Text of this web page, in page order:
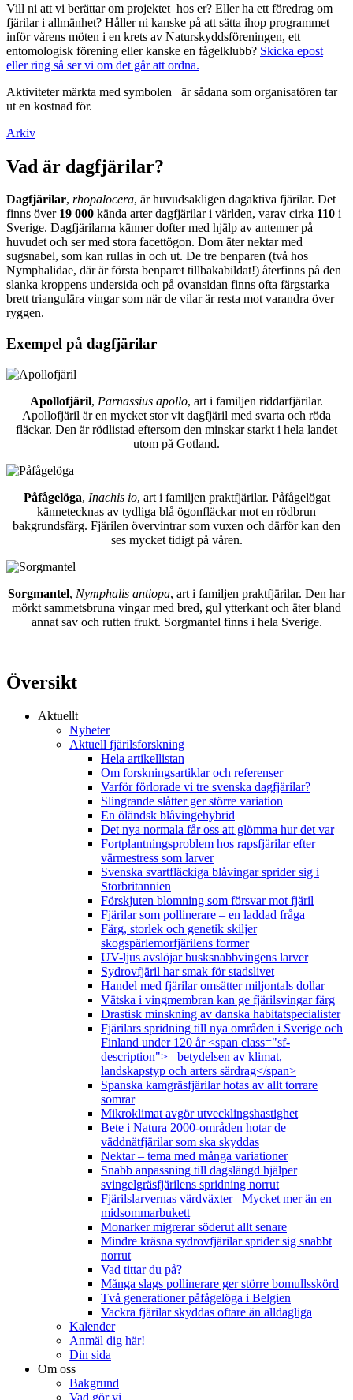
Vill ni att vi berättar om projektet hos er? Eller ha ett föredrag om
fjärilar i allmänhet? Håller ni kanske på att sätta ihop programmet
inför vårens möten i en krets av Naturskyddsföreningen, ett
entomologisk förening eller kanske en fågelklubb? Skicka epost
eller ring så ser vi om det går att ordna.
Aktiviteter märkta med symbolen
är sådana som organisatören tar
ut en kostnad för.
Arkiv
Vad är dagfjärilar?
Dagfjärilar, rhopalocera, är huvudsakligen dagaktiva fjärilar. Det
finns över 19 000 kända arter dagfjärilar i världen, varav cirka 110 i
Sverige. Dagfjärilarna känner dofter med hjälp av antenner på
huvudet och ser med stora facettögon. Dom äter nektar med
sugsnabel, som kan rullas in och ut. De tre benparen (två hos
Nymphalidae, där är första benparet tillbakabildat!) återfinns på den
slanka kroppens undersida och på ovansidan finns ofta färgstarka
brett triangulära vingar som när de vilar är resta mot varandra över
ryggen.
Exempel på dagfjärilar
Apollofjäril, Parnassius apollo, art i familjen riddarfjärilar.
Apollofjäril är en mycket stor vit dagfjäril med svarta och röda
fläckar. Den är rödlistad eftersom den minskar starkt i hela landet
utom på Gotland.
Påfågelöga, Inachis io, art i familjen praktfjärilar. Påfågelögat
kännetecknas av tydliga blå ögonfläckar mot en rödbrun
bakgrundsfärg. Fjärilen övervintrar som vuxen och därför kan den
ses mycket tidigt på våren.
Sorgmantel, Nymphalis antiopa, art i familjen praktfjärilar. Den har
mörkt sammetsbruna vingar med bred, gul ytterkant och äter bland
annat sav och rutten frukt. Sorgmantel finns i hela Sverige.
Översikt
Aktuellt
Nyheter
Aktuell fjärilsforskning
Hela artikellistan
Om forskningsartiklar och referenser
Varför förlorade vi tre svenska dagfjärilar?
Slingrande slåtter ger större variation
En öländsk blåvingehybrid
Det nya normala får oss att glömma hur det var
Fortplantningsproblem hos rapsfjärilar efter
värmestress som larver
Svenska svartfläckiga blåvingar sprider sig i
Storbritannien
Förskjuten blomning som försvar mot fjäril
Fjärilar som pollinerare – en laddad fråga
Färg, storlek och genetik skiljer
skogspärlemorfjärilens former
UV-ljus avslöjar busksnabbvingens larver
Sydrovfjäril har smak för stadslivet
Handel med fjärilar omsätter miljontals dollar
Vätska i vingmembran kan ge fjärilsvingar färg
Drastisk minskning av danska habitatspecialister
Fjärilars spridning till nya områden i Sverige och
Finland under 120 år <span class="sf-
description">– betydelsen av klimat,
landskapstyp och arters särdrag</span>
Spanska kamgräsfjärilar hotas av allt torrare
somrar
Mikroklimat avgör utvecklingshastighet
Bete i Natura 2000-områden hotar de
väddnätfjärilar som ska skyddas
Nektar – tema med många variationer
Snabb anpassning till dagslängd hjälper
svingelgräsfjärilens spridning norrut
Fjärilslarvernas värdväxter– Mycket mer än en
midsommarbukett
Monarker migrerar söderut allt senare
Mindre kräsna sydrovfjärilar sprider sig snabbt
norrut
Vad tittar du på?
Många slags pollinerare ger större bomullsskörd
Två generationer påfågelöga i Belgien
Vackra fjärilar skyddas oftare än alldagliga
Kalender
Anmäl dig här!
Din sida
Om oss
Bakgrund
Vad gör vi